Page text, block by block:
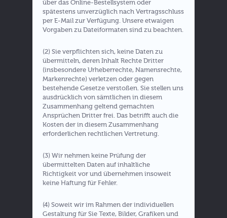
über das Online-Bestellsystem oder
spätestens unverzüglich nach Vertragsschluss
per E-Mail zur Verfügung. Unsere etwaigen
Vorgaben zu Dateiformaten sind zu beachten.
(2) Sie verpflichten sich, keine Daten zu
übermitteln, deren Inhalt Rechte Dritter
(insbesondere Urheberrechte, Namensrechte,
Markenrechte) verletzen oder gegen
bestehende Gesetze verstoßen. Sie stellen uns
ausdrücklich von sämtlichen in diesem
Zusammenhang geltend gemachten
Ansprüchen Dritter frei. Das betrifft auch die
Kosten der in diesem Zusammenhang
erforderlichen rechtlichen Vertretung.
(3) Wir nehmen keine Prüfung der
übermittelten Daten auf inhaltliche
Richtigkeit vor und übernehmen insoweit
keine Haftung für Fehler.
(4) Soweit wir im Rahmen der individuellen
Gestaltung für Sie Texte, Bilder, Grafiken und